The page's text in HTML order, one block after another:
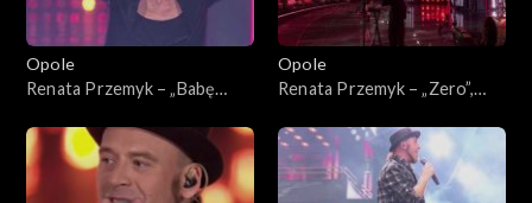
Opole
Renata Przemyk – „Babę
Koncert „SuperJedynki”
Opole
Renata Przemyk – „Zero”,
Koncert „SuperJedynki”